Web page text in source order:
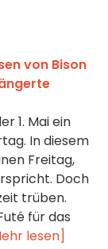
von Bison
1. Mai ein
In diesem
Freitag,
Doch
trüben.
für das
lesen]